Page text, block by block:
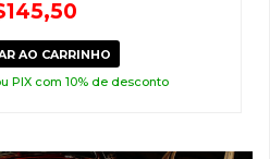
145,50
AO CARRINHO
PIX com 10% de desconto